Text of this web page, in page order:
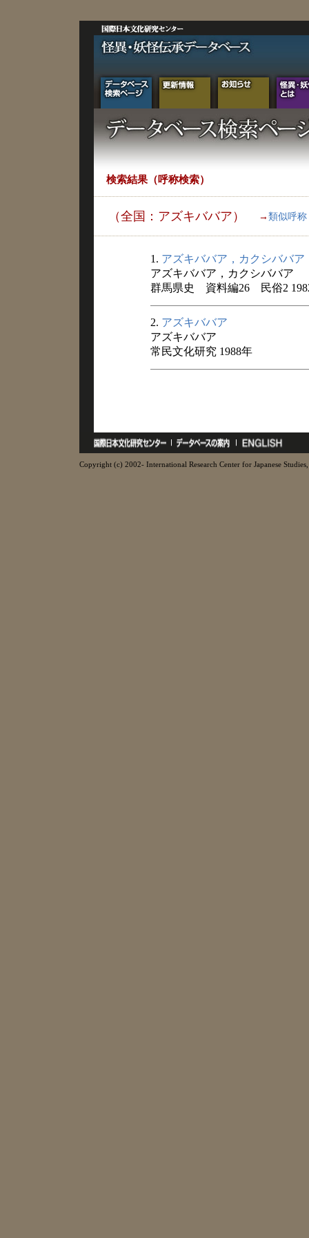
検索結果（呼称検索）
（全国：アズキババア） → 類似呼称
1. アズキババア，カクシババア
アズキババア，カクシババア
群馬県史 資料編26 民俗2
2. アズキババア
アズキババア
常民文化研究 1988年
Copyright (c) 2002- International Research Center for Japanese